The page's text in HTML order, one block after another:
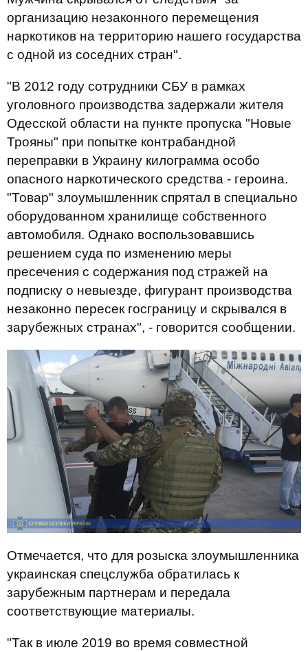
организацию незаконного перемещения
наркотиков на территорию нашего государства
с одной из соседних стран".
"В 2012 году сотрудники СБУ в рамках
уголовного производства задержали жителя
Одесской области на пункте пропуска "Новые
Трояны" при попытке контрабандной
переправки в Украину килограмма особо
опасного наркотического средства - героина.
"Товар" злоумышленник спрятал в специально
оборудованном хранилище собственного
автомобиля. Однако воспользовавшись
решением суда по изменению меры
пресечения с содержания под стражей на
подписку о невыезде, фигурант производства
незаконно пересек госграницу и скрывался в
зарубежных странах", - говорится сообщении.
Отмечается, что для розыска злоумышленника
украинская спецслужба обратилась к
зарубежным партнерам и передала
соответствующие материалы.
"Так в июле 2019 во время совместной